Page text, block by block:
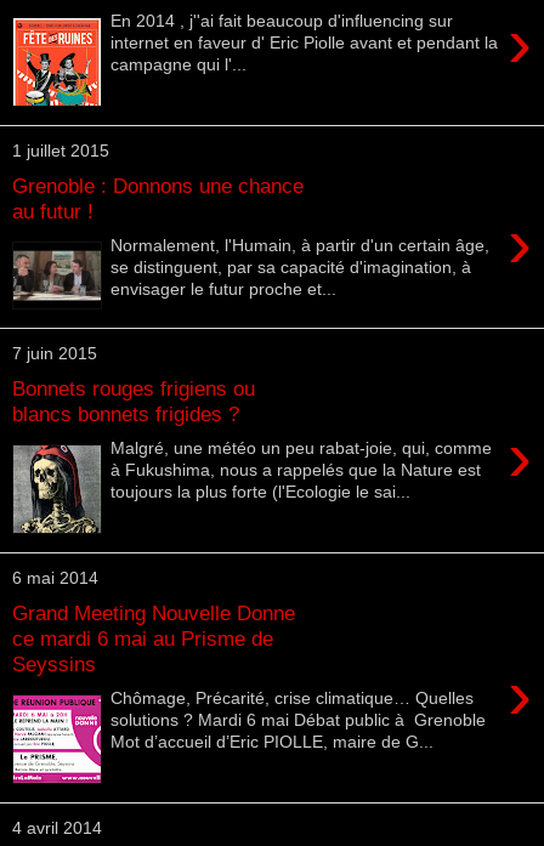
›
En 2014 , j''ai fait beaucoup d'influencing sur
internet en faveur d' Eric Piolle avant et pendant la
campagne qui l'...
1 juillet 2015
Grenoble : Donnons une chance
au futur !
›
Normalement, l'Humain, à partir d'un certain âge,
se distinguent, par sa capacité d'imagination, à
envisager le futur proche et...
7 juin 2015
Bonnets rouges frigiens ou
blancs bonnets frigides ?
›
Malgré, une météo un peu rabat-joie, qui, comme
à Fukushima, nous a rappelés que la Nature est
toujours la plus forte (l'Ecologie le sai...
6 mai 2014
Grand Meeting Nouvelle Donne
ce mardi 6 mai au Prisme de
Seyssins
›
Chômage, Précarité, crise climatique… Quelles
solutions ? Mardi 6 mai Débat public à Grenoble
Mot d’accueil d’Eric PIOLLE, maire de G...
4 avril 2014